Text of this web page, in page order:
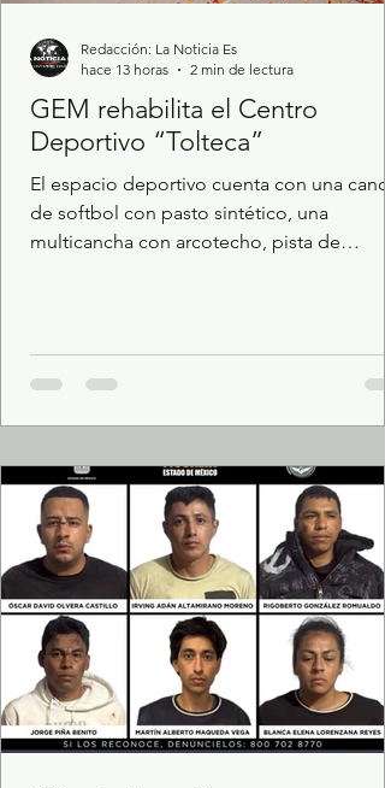
GEM rehabilita el Centro
Deportivo “Tolteca”
El espacio deportivo cuenta con una
de softbol con pasto sintético, una
multicancha con arcotecho, pista de
la Sedui. Con la finalidad de ofrecer
espacios de entretenimiento seguros, el
Programa de Obra Pública en la
rehabilitación del Centro Deportivo “T
Redacción: La Noticia Es
hace 13 horas
2 min de lectura